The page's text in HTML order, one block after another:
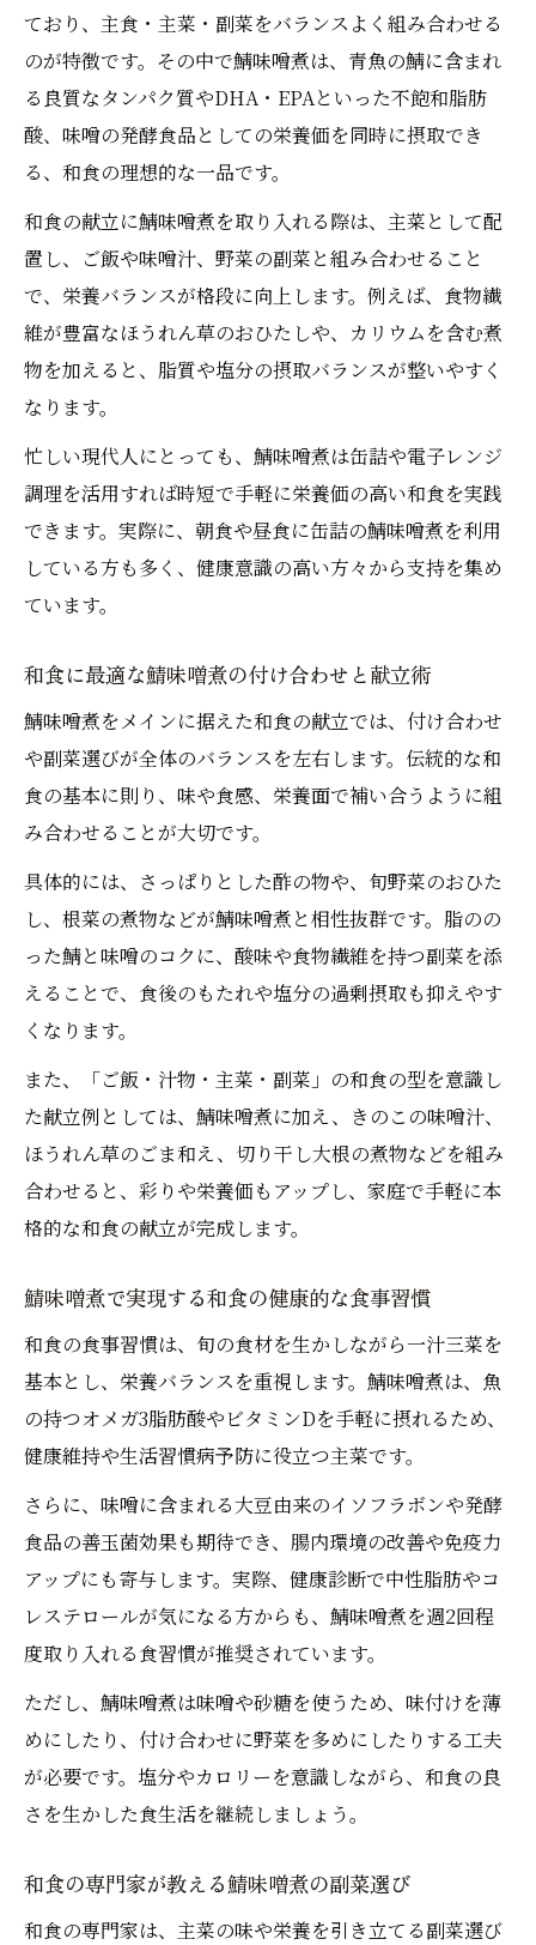
ており、主食・主菜・副菜をバランスよく組み合わせる
のが特徴です。その中で鯖味噌煮は、青魚の鯖に含まれ
る良質なタンパク質やDHA・EPAといった不飽和脂肪
酸、味噌の発酵食品としての栄養価を同時に摂取でき
る、和食の理想的な一品です。
和食の献立に鯖味噌煮を取り入れる際は、主菜として配
置し、ご飯や味噌汁、野菜の副菜と組み合わせること
で、栄養バランスが格段に向上します。例えば、食物繊
維が豊富なほうれん草のおひたしや、カリウムを含む煮
物を加えると、脂質や塩分の摂取バランスが整いやすく
なります。
忙しい現代人にとっても、鯖味噌煮は缶詰や電子レンジ
調理を活用すれば時短で手軽に栄養価の高い和食を実践
できます。実際に、朝食や昼食に缶詰の鯖味噌煮を利用
している方も多く、健康意識の高い方々から支持を集め
ています。
和食に最適な鯖味噌煮の付け合わせと献立術
鯖味噌煮をメインに据えた和食の献立では、付け合わせ
や副菜選びが全体のバランスを左右します。伝統的な和
食の基本に則り、味や食感、栄養面で補い合うように組
み合わせることが大切です。
具体的には、さっぱりとした酢の物や、旬野菜のおひた
し、根菜の煮物などが鯖味噌煮と相性抜群です。脂のの
った鯖と味噌のコクに、酸味や食物繊維を持つ副菜を添
えることで、食後のもたれや塩分の過剰摂取も抑えやす
くなります。
また、「ご飯・汁物・主菜・副菜」の和食の型を意識し
た献立例としては、鯖味噌煮に加え、きのこの味噌汁、
ほうれん草のごま和え、切り干し大根の煮物などを組み
合わせると、彩りや栄養価もアップし、家庭で手軽に本
格的な和食の献立が完成します。
鯖味噌煮で実現する和食の健康的な食事習慣
和食の食事習慣は、旬の食材を生かしながら一汁三菜を
基本とし、栄養バランスを重視します。鯖味噌煮は、魚
の持つオメガ3脂肪酸やビタミンDを手軽に摂れるため、
健康維持や生活習慣病予防に役立つ主菜です。
さらに、味噌に含まれる大豆由来のイソフラボンや発酵
食品の善玉菌効果も期待でき、腸内環境の改善や免疫力
アップにも寄与します。実際、健康診断で中性脂肪やコ
レステロールが気になる方からも、鯖味噌煮を週2回程
度取り入れる食習慣が推奨されています。
ただし、鯖味噌煮は味噌や砂糖を使うため、味付けを薄
めにしたり、付け合わせに野菜を多めにしたりする工夫
が必要です。塩分やカロリーを意識しながら、和食の良
さを生かした食生活を継続しましょう。
和食の専門家が教える鯖味噌煮の副菜選び
和食の専門家は、主菜の味や栄養を引き立てる副菜選び